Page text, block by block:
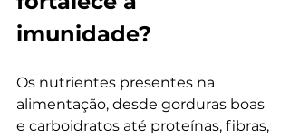
imunidade?
Os nutrientes presentes na
alimentação, desde gorduras boas
e carboidratos até proteínas, fibras,